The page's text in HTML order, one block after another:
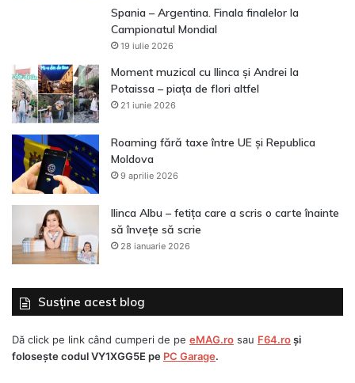
Spania – Argentina. Finala finalelor la
Campionatul Mondial
19 iulie 2026
Moment muzical cu Ilinca și Andrei la
Potaissa – piața de flori altfel
21 iunie 2026
Roaming fără taxe între UE și Republica
Moldova
9 aprilie 2026
Ilinca Albu – fetița care a scris o carte înainte
să învețe să scrie
28 ianuarie 2026
Susține acest blog
Dă click pe link când cumperi de pe eMAG.ro sau F64.roși
folosește codulVY1XGG5Epe PC Garage.